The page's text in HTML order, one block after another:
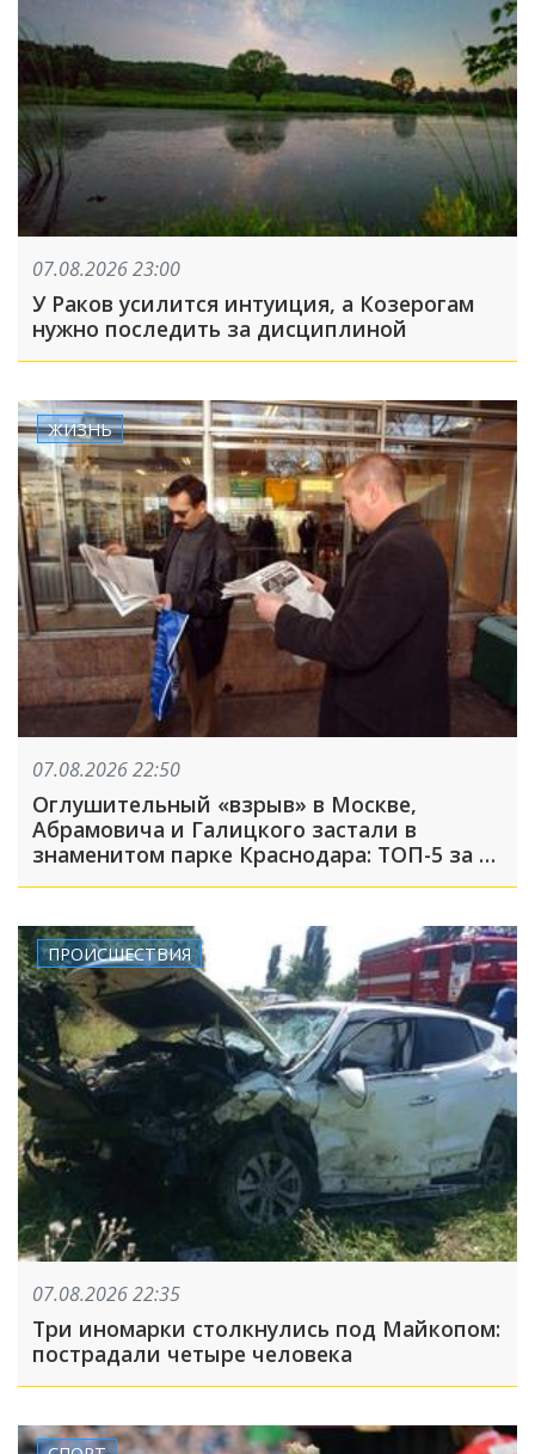
07.08.2026 23:00
У Раков усилится интуиция, а Козерогам
нужно последить за дисциплиной
ЖИЗНЬ
07.08.2026 22:50
Оглушительный «взрыв» в Москве,
Абрамовича и Галицкого застали в
знаменитом парке Краснодара: ТОП-5 за 7
ПРОИСШЕСТВИЯ
07.08.2026 22:35
Три иномарки столкнулись под Майкопом:
пострадали четыре человека